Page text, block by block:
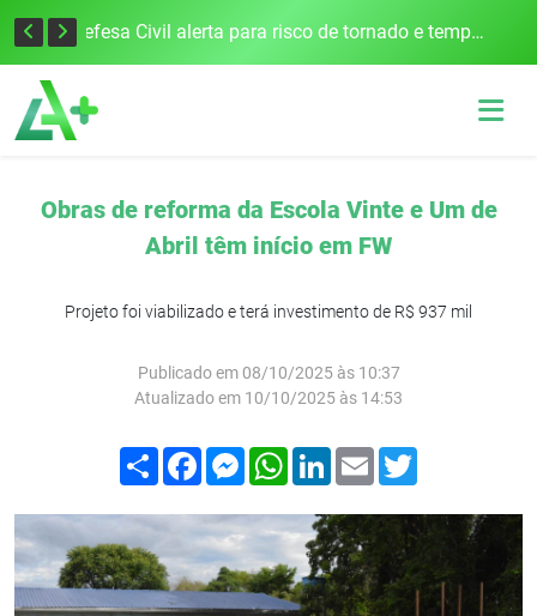
Justiça Eleitoral intensifica preparativos e faz alertas para as Eleições 2026 na 94ª Zona Eleitoral Defesa Civil alerta para risco de tornado e tempestades severas no RS entre esta quinta e sexta-feira
Obras de reforma da Escola Vinte e Um de
Abril têm início em FW
Projeto foi viabilizado e terá investimento de R$ 937 mil
Publicado em 08/10/2025 às 10:37
Atualizado em 10/10/2025 às 14:53
Compartilhar
FacebookMessenger
WhatsApp
LinkedIn
Email